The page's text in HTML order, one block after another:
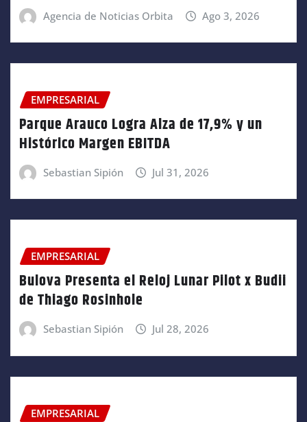
Agencia de Noticias Orbita Ago 3, 2026
EMPRESARIAL
Parque Arauco Logra Alza de 17,9% y un
Histórico Margen EBITDA
Sebastian Sipión Jul 31, 2026
EMPRESARIAL
Bulova Presenta el Reloj Lunar Pilot x Budii
de Thiago Rosinhole
Sebastian Sipión Jul 28, 2026
EMPRESARIAL